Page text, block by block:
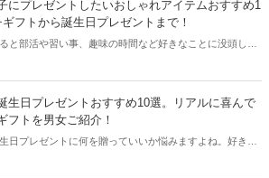
さまざま。きっと、ぴったりの商品が見つかりますよ！
にプレゼントしたいおしゃれアイテムおすすめ1
フトから誕生日プレゼントまで！
と部活や習い事、趣味の時間など好きなことに没頭した
んな中学生女子にプレゼントしたいかわいいおしゃれな
紹介します。気軽に贈れるプチギフトから誕生日プレゼ
マスプレゼントまでこの記事を参考にしてぜひ、素敵な
つけてくださいね。
生日プレゼントおすすめ10選。リアルに喜んで
フトを男女ご紹介！
日プレゼントに何を贈っていいか悩みますよね。好きな